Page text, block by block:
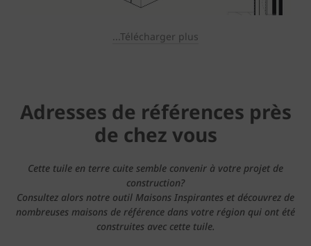
...Télécharger plus
Adresses de références près
de chez vous
Cette tuile en terre cuite semble convenir à votre projet de
construction?
Consultez alors notre outil Maisons Inspirantes et découvrez de
nombreuses maisons de référence dans votre région qui ont été
construites avec cette tuile.